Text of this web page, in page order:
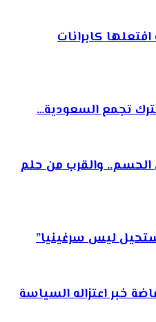
كابرانات
تجمع السعودية…
الحسم.. والقرب من حلم
ليس سرغينيا”
خبر اعتزاله السياسة